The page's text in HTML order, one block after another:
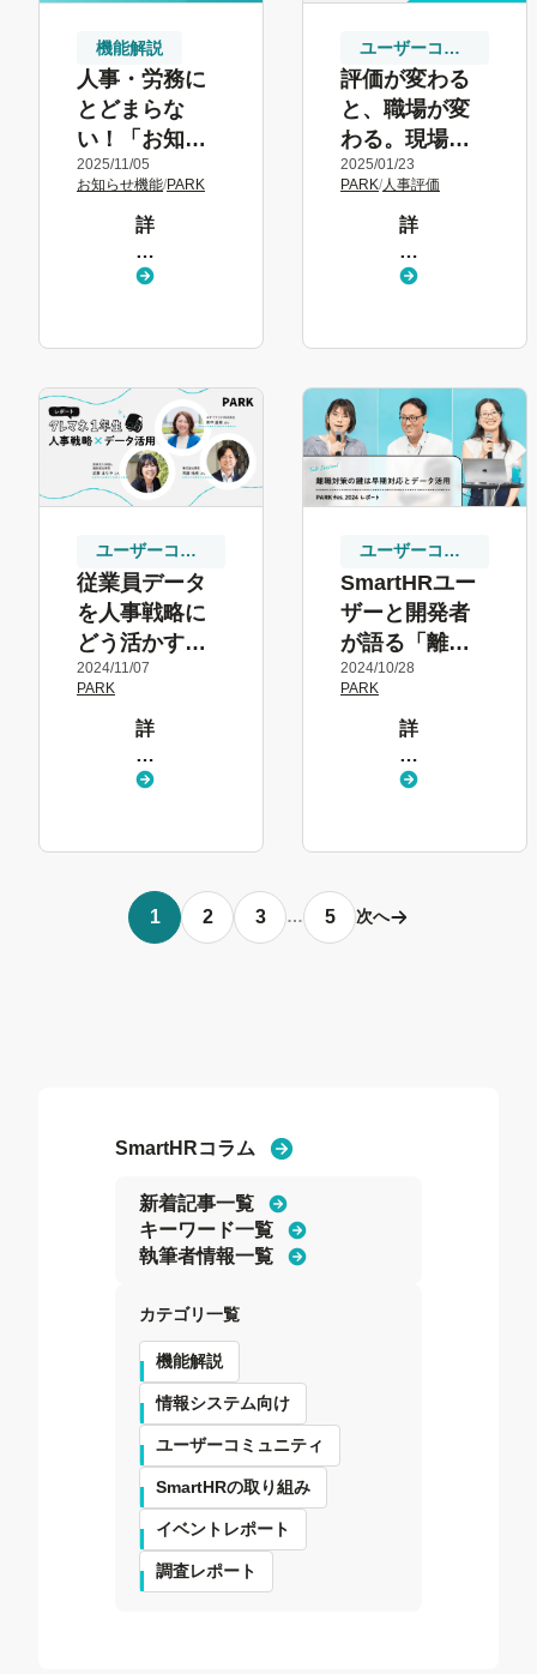
機能解説
人事・労務に
とどまらな
い！「お知ら
せ機能」の活
用事例
【SmartHR
ユーザーに聞
いてみた】
2025/11/05
お知らせ機能/PARK
詳
し
く
ユーザーコ
ミュニティ
評価が変わる
と、職場が変
わる。現場発
の人事評価制
度改定【PARK
事例勉強会レ
ポート】
2025/01/23
PARK/人事評価
詳
し
く
ユーザーコ
ミュニティ
従業員データ
を人事戦略に
どう活かす？
「タレマネ1年
生」からの学
2024/11/07
PARK
詳
し
く
ユーザーコ
ミュニティ
SmartHRユー
ザーと開発者
が語る「離職
対策」【PARK
fes. 2024 鼎談
レポート】
2024/10/28
PARK
詳
し
く
1 2 3 … 5 次へ
SmartHRコラム
新着記事一覧
キーワード一覧
執筆者情報一覧
カテゴリ一覧
機能解説
情報システム向け
ユーザーコミュニティ
SmartHRの取り組み
イベントレポート
調査レポート